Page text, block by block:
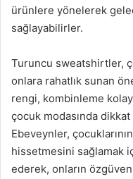
ürünlere yönelerek
sağlayabilirler.
Turuncu sweatshirtler,
onlara rahatlık sunan
rengi, kombinleme
çocuk modasında
Ebeveynler,
hissetmesini sağlamak
ederek, onların